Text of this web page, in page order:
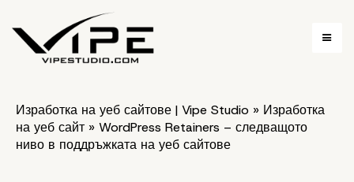
Изработка на уеб сайтове | Vipe Studio » Изработка
на уеб сайт » WordPress Retainers – следващото
ниво в поддръжката на уеб сайтове